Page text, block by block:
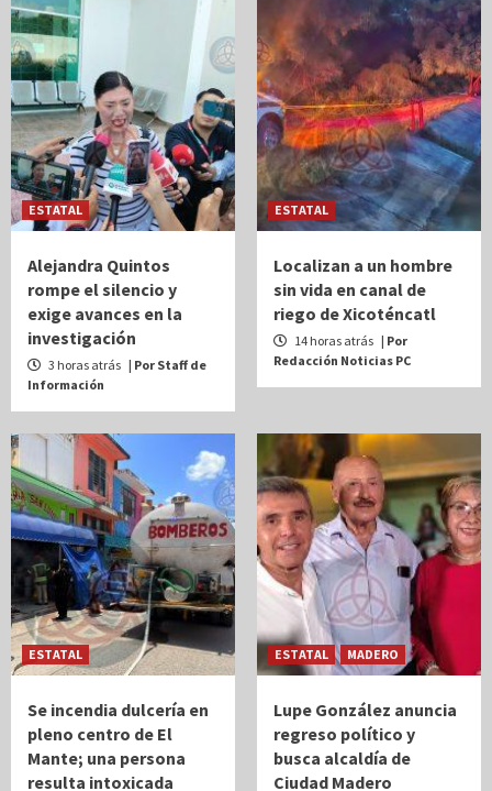
ESTATAL
Alejandra Quintos
rompe el silencio y
exige avances en la
investigación
3 horas atrás | Por Staff de
Información
ESTATAL
Localizan a un hombre
sin vida en canal de
riego de Xicoténcatl
14 horas atrás | Por
Redacción Noticias PC
ESTATAL
Se incendia dulcería en
pleno centro de El
Mante; una persona
resulta intoxicada
ESTATAL MADERO
Lupe González anuncia
regreso político y
busca alcaldía de
Ciudad Madero